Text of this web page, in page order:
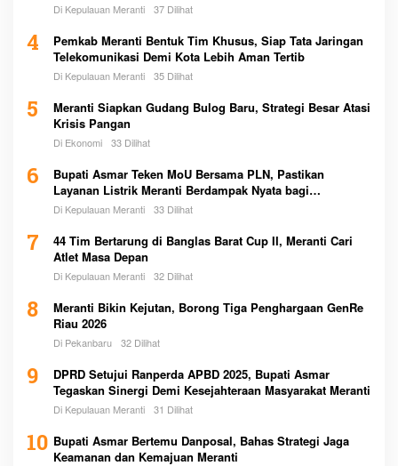
Di Kepulauan Meranti 37 Dilihat
4
Pemkab Meranti Bentuk Tim Khusus, Siap Tata Jaringan
Telekomunikasi Demi Kota Lebih Aman Tertib
Di Kepulauan Meranti 35 Dilihat
5
Meranti Siapkan Gudang Bulog Baru, Strategi Besar Atasi
Krisis Pangan
Di Ekonomi 33 Dilihat
6
Bupati Asmar Teken MoU Bersama PLN, Pastikan
Layanan Listrik Meranti Berdampak Nyata bagi
Masyarakat
Di Kepulauan Meranti 33 Dilihat
7
44 Tim Bertarung di Banglas Barat Cup II, Meranti Cari
Atlet Masa Depan
Di Kepulauan Meranti 32 Dilihat
8
Meranti Bikin Kejutan, Borong Tiga Penghargaan GenRe
Riau 2026
Di Pekanbaru 32 Dilihat
9
DPRD Setujui Ranperda APBD 2025, Bupati Asmar
Tegaskan Sinergi Demi Kesejahteraan Masyarakat Meranti
Di Kepulauan Meranti 31 Dilihat
10 Bupati Asmar Bertemu Danposal, Bahas Strategi Jaga
Keamanan dan Kemajuan Meranti